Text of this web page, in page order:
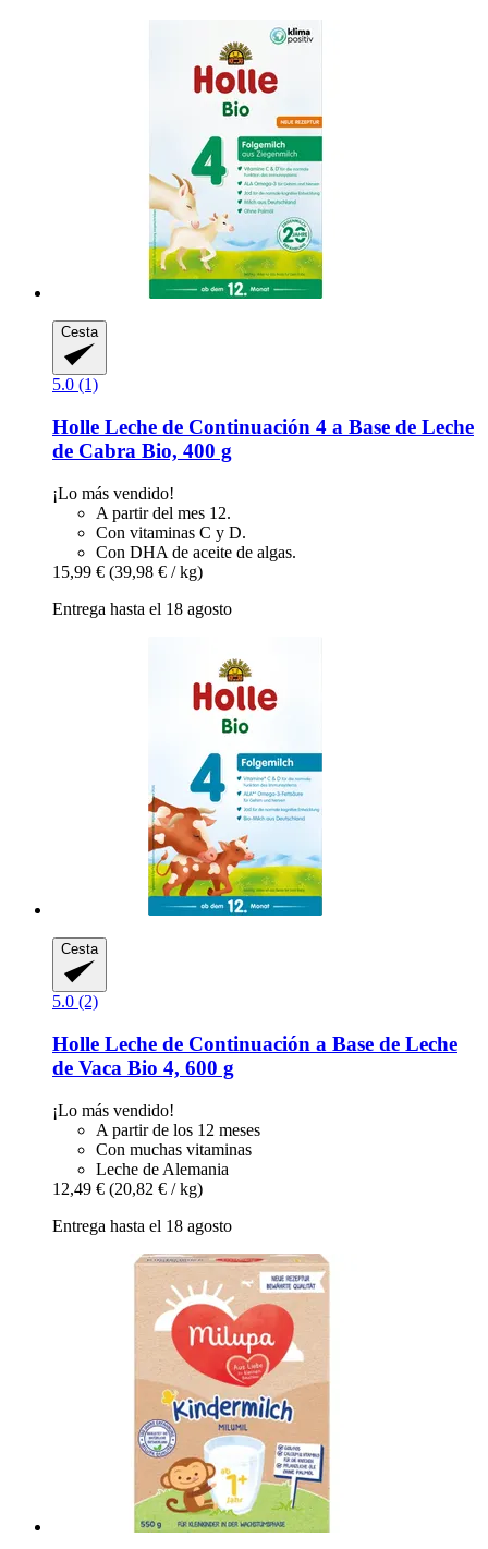
Cesta
5.0 (1)
Holle Leche de Continuación 4 a Base de Leche
de Cabra Bio, 400 g
¡Lo más vendido!
A partir del mes 12.
Con vitaminas C y D.
Con DHA de aceite de algas.
15,99 € (39,98 € / kg)
Entrega hasta el 18 agosto
Cesta
5.0 (2)
Holle Leche de Continuación a Base de Leche
de Vaca Bio 4, 600 g
¡Lo más vendido!
A partir de los 12 meses
Con muchas vitaminas
Leche de Alemania
12,49 € (20,82 € / kg)
Entrega hasta el 18 agosto